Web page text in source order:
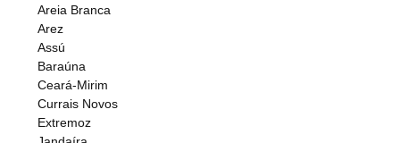
Areia Branca
Arez
Assú
Baraúna
Ceará-Mirim
Currais Novos
Extremoz